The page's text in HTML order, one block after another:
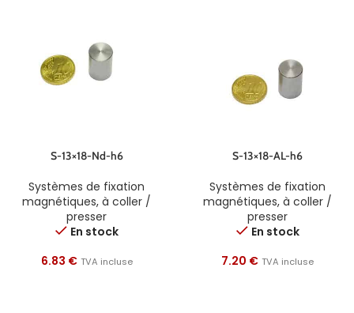
S-13×18-Nd-h6
Systèmes de fixation
magnétiques, à coller /
presser
En stock
6.83 € TVA incluse
S-13×18-AL-h6
Systèmes de fixation
magnétiques, à coller /
presser
En stock
7.20 € TVA incluse